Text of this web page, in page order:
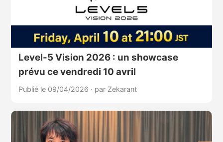
Level-5 Vision 2026 : un showcase
prévu ce vendredi 10 avril
Publié le 09/04/2026 · par Zekarant